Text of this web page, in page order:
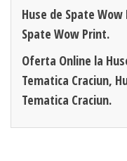
Huse de Spate
Spate Wow Print.
Oferta Online la
Tematica Craciun,
Tematica Craciun.